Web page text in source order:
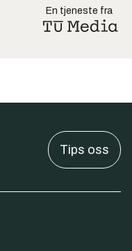
En tjeneste fra
Tips oss